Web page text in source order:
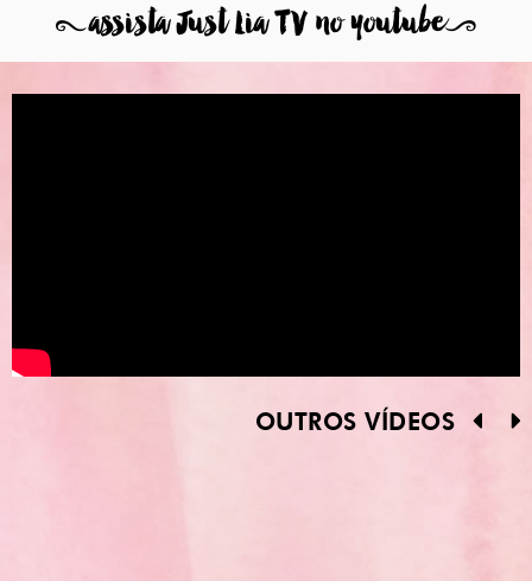
8assista Just Lia TV no youtube9
OUTROS VÍDEOS